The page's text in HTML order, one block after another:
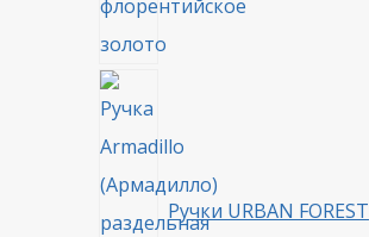
Ручки URBAN FOREST